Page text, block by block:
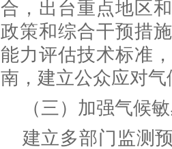
合，出台重点地区
政策和综合干预措
能力评估技术标准
南，建立公众应对
（三）加强气候
建立多部门监测